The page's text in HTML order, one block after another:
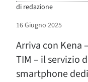
di redazione
16 Giugno 2025
Arriva con Kena
TIM – il servizio
smartphone